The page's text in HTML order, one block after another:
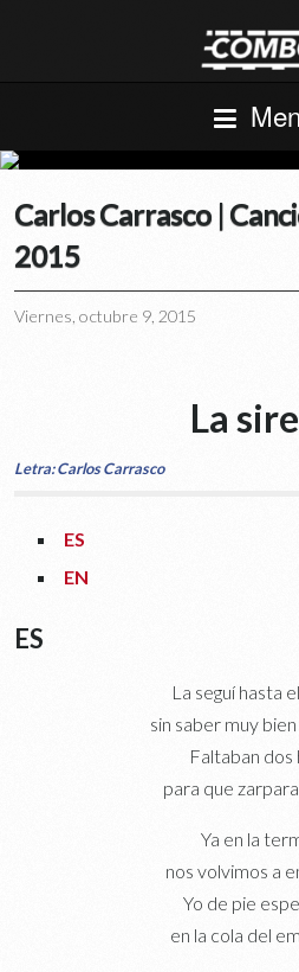
Carlos Carrasco |
2015
Viernes, octubre 9, 2015
La
Letra: Carlos Carrasco
ES
EN
ES
La seguí hasta
sin saber muy
Faltaban dos
para que
Ya en la
nos volvimos a
Yo de pie
en la cola del